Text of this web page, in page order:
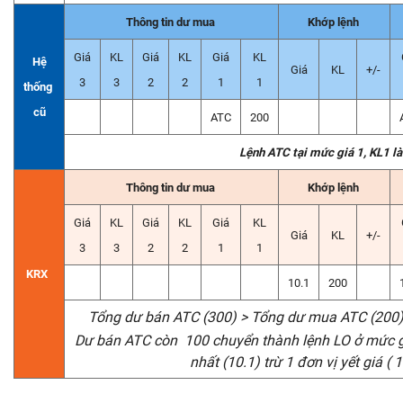
Hệ
thống
cũ
Thông tin dư mua Khớp lệnh
Giá
3
KL
3
Giá
2
KL
2
Giá
1
KL
1
Giá KL +/-
ATC 200
Lệnh ATC tại mức giá 1, KL1
KRX
Thông tin dư mua Khớp lệnh
Giá
3
KL
3
Giá
2
KL
2
Giá
1
KL
1
Giá KL +/-
10.1 200
Tổng dư bán ATC (300) > Tổng dư mua ATC
Dư bán ATC còn 100 chuyển thành lệnh LO ở
nhất (10.1) trừ 1 đơn vị yết giá (